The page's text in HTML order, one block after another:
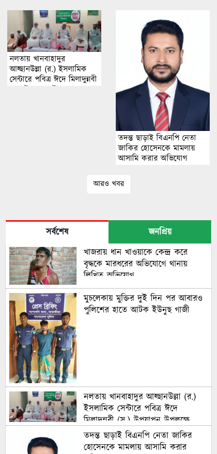
নলতায় খানবাহাদুর
আহ্ছানউল্লা (র.) ইসলামিক
সেন্টারে পবিত্র ঈদে মিলাদুন্নবী
(স.) উপযাপন উপলক্ষে
তদন্ত ছাড়াই বিএনপি নেতা
জাকির হোসেনকে মামলায়
আসামি করার অভিযোগ
আরও খবর
সর্বশেষ
জনপ্রিয়
খাজরায় ধান খাওয়াকে কেন্দ্র করে
বৃদ্ধকে মারধরের অভিযোগে থানায়
লিখিত অভিযোগ
মুচলেকায় মুক্তির দুই দিন পর আবারও
পুলিশের হাতে আটক ইউনুছ গাজী
নলতায় খানবাহাদুর আহ্ছানউল্লা (র.)
ইসলামিক সেন্টারে পবিত্র ঈদে
মিলাদুন্নবী (স.) উপযাপন উপলক্ষে
পরামর্শ সভা অনুষ্ঠিত
তদন্ত ছাড়াই বিএনপি নেতা জাকির
হোসেনকে মামলায় আসামি করার